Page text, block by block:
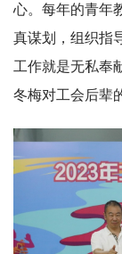
心。每年的青年
真谋划，组织指
工作就是无私奉
冬梅对工会后辈